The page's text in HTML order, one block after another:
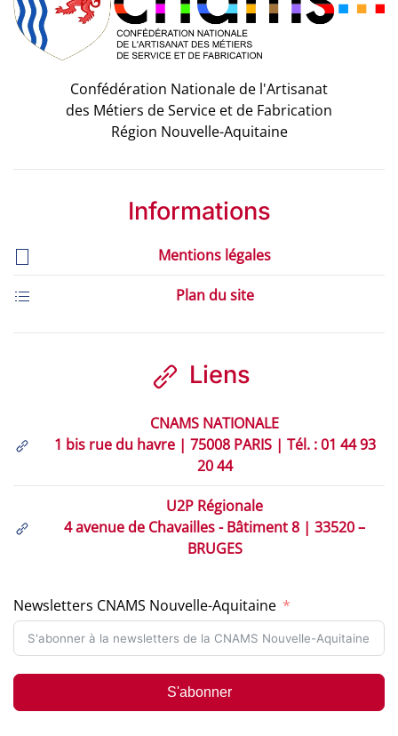
Confédération Nationale de l'Artisanat
des Métiers de Service et de Fabrication
Région Nouvelle-Aquitaine
Informations
Mentions légales
Plan du site
Liens
CNAMS NATIONALE
1 bis rue du havre | 75008 PARIS | Tél. : 01 44 93
20 44
U2P Régionale
4 avenue de Chavailles - Bâtiment 8 | 33520 –
BRUGES
Newsletters CNAMS Nouvelle-Aquitaine
S'abonner